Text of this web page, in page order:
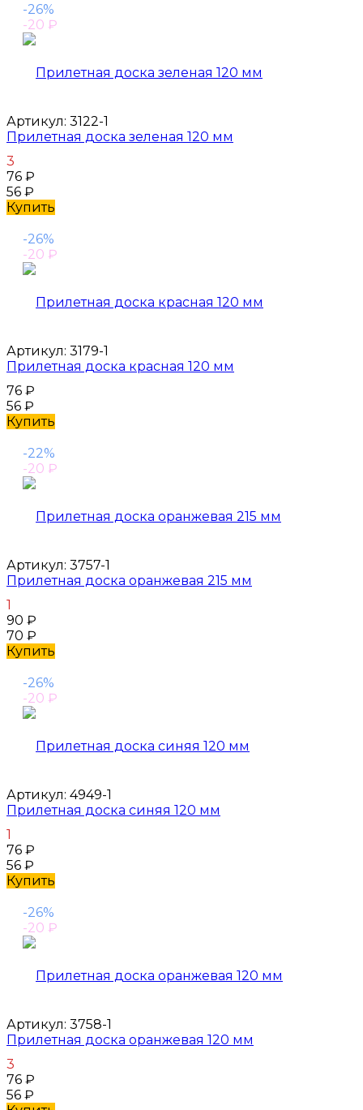
-26%
-20 ₽
Артикул: 3122-1
Прилетная доска зеленая 120 мм
3
76 ₽
56 ₽
Купить
-26%
-20 ₽
Артикул: 3179-1
Прилетная доска красная 120 мм
76 ₽
56 ₽
Купить
-22%
-20 ₽
Артикул: 3757-1
Прилетная доска оранжевая 215 мм
1
90 ₽
70 ₽
Купить
-26%
-20 ₽
Артикул: 4949-1
Прилетная доска синяя 120 мм
1
76 ₽
56 ₽
Купить
-26%
-20 ₽
Артикул: 3758-1
Прилетная доска оранжевая 120 мм
3
76 ₽
56 ₽